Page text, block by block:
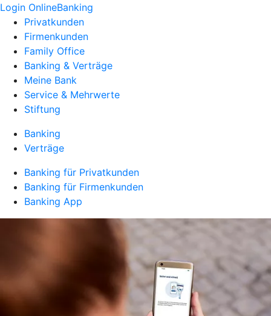
Login OnlineBanking
Privatkunden
Firmenkunden
Family Office
Banking & Verträge
Meine Bank
Service & Mehrwerte
Stiftung
Banking
Verträge
Banking für Privatkunden
Banking für Firmenkunden
Banking App